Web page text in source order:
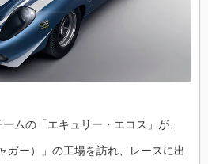
ムの「エキュリー・エコス」が、
ガー）」の工場を訪れ、レースに出